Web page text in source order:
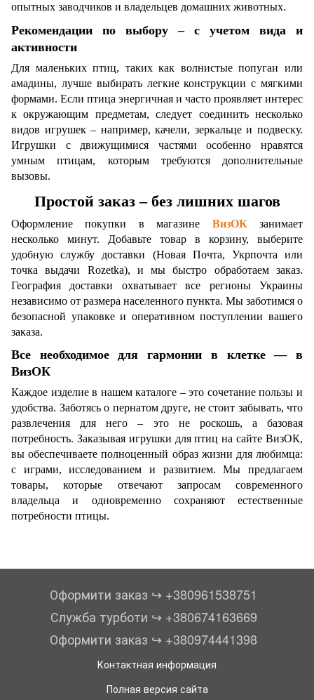
опытных заводчиков и владельцев домашних животных.
Рекомендации по выбору – с учетом вида и
активности
Для маленьких птиц, таких как волнистые попугаи или
амадины, лучше выбирать легкие конструкции с мягкими
формами. Если птица энергичная и часто проявляет интерес
к окружающим предметам, следует соединить несколько
видов игрушек – например, качели, зеркальце и подвеску.
Игрушки с движущимися частями особенно нравятся
умным птицам, которым требуются дополнительные
вызовы.
Простой заказ – без лишних шагов
Оформление покупки в магазине ВизОКзанимает
несколько минут. Добавьте товар в корзину, выберите
удобную службу доставки (Новая Почта, Укрпочта или
точка выдачи Rozetka), и мы быстро обработаем заказ.
География доставки охватывает все регионы Украины
независимо от размера населенного пункта. Мы заботимся о
безопасной упаковке и оперативном поступлении вашего
заказа.
Все необходимое для гармонии в клетке — в
ВизОК
Каждое изделие в нашем каталоге – это сочетание пользы и
удобства. Заботясь о пернатом друге, не стоит забывать, что
развлечения для него – это не роскошь, а базовая
потребность. Заказывая игрушки для птиц на сайте ВизОК,
вы обеспечиваете полноценный образ жизни для любимца:
с играми, исследованием и развитием. Мы предлагаем
товары, которые отвечают запросам современного
владельца и одновременно сохраняют естественные
потребности птицы.
Оформити заказ ↪︎ +380961538751
Служба турботи ↪︎ +380674163669
Оформити заказ ↪︎ +380974441398
Контактная информация
Полная версия сайта